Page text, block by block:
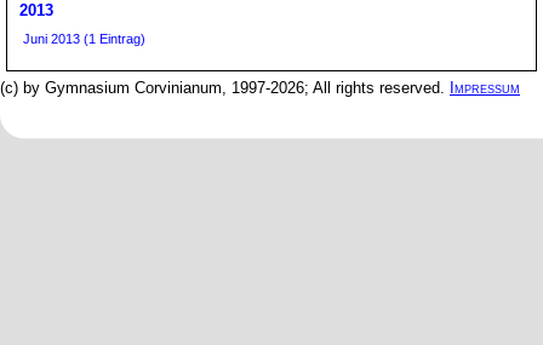
2013
Juni 2013 (1 Eintrag)
(c) by Gymnasium Corvinianum, 1997-2026; All rights reserved. Impressum